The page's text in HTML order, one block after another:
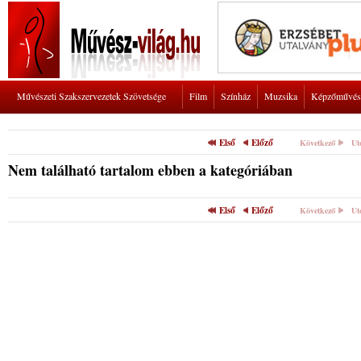
Művészeti Szakszervezetek Szövetsége Film Színház Muzsika
Első Előző Következő
Nem található tartalom ebben a kategóriában
Első Előző Következő